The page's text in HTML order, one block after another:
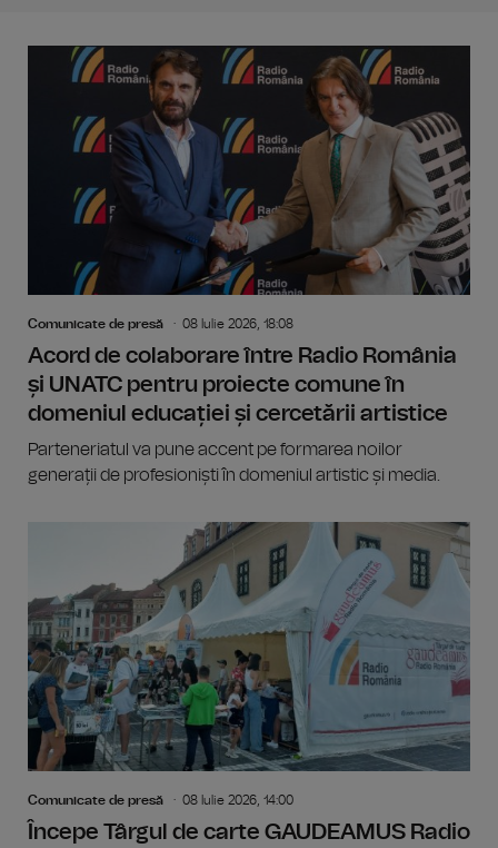
Comunicate de presă 08 Iulie 2026, 18:08
Acord de colaborare între Radio România
și UNATC pentru proiecte comune în
domeniul educației și cercetării artistice
Parteneriatul va pune accent pe formarea noilor
generații de profesioniști în domeniul artistic și media.
Comunicate de presă 08 Iulie 2026, 14:00
Începe Târgul de carte GAUDEAMUS Radio